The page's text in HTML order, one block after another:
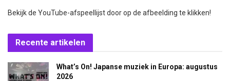
Bekijk de YouTube-afspeellijst door op de afbeelding te klikken!
Recente artikelen
What’s On! Japanse muziek in Europa: augustus
2026